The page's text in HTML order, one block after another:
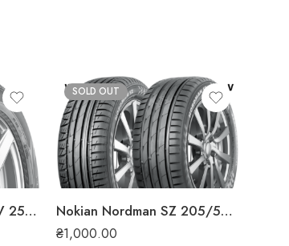
Nokian Hakka Black SUV 255/50 R19 107W XL літня шина
SOLD OUT
Nokian Nordman SZ 205/50 R17 93W XL літня шина
₴1,000.00